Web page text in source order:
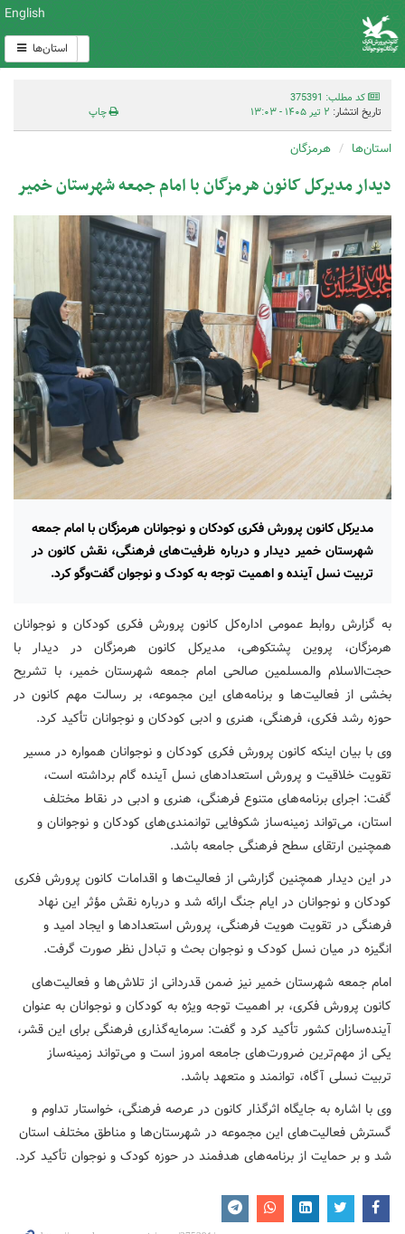
English
استان‌ها
کد مطلب: 375391
تاریخ انتشار: ۲ تیر ۱۴۰۵ - ۱۳:۰۳ چاپ
استان‌ها هرمزگان
دیدار مدیرکل کانون هرمزگان با امام جمعه شهرستان خمیر
مدیرکل کانون پرورش فکری کودکان و نوجوانان هرمزگان با امام جمعه
شهرستان خمیر دیدار و درباره ظرفیت‌های فرهنگی، نقش کانون در
تربیت نسل آینده و اهمیت توجه به کودک و نوجوان گفت‌وگو کرد.
به گزارش روابط عمومی اداره‌کل کانون پرورش فکری کودکان و نوجوانان
هرمزگان، پروین پشتکوهی، مدیرکل کانون هرمزگان در دیدار با
حجت‌الاسلام والمسلمین صالحی امام جمعه شهرستان خمیر، با تشریح
بخشی از فعالیت‌ها و برنامه‌های این مجموعه، بر رسالت مهم کانون در
حوزه رشد فکری، فرهنگی، هنری و ادبی کودکان و نوجوانان تأکید کرد.
وی با بیان اینکه کانون پرورش فکری کودکان و نوجوانان همواره در مسیر
تقویت خلاقیت و پرورش استعدادهای نسل آینده گام برداشته است،
گفت: اجرای برنامه‌های متنوع فرهنگی، هنری و ادبی در نقاط مختلف
استان، می‌تواند زمینه‌ساز شکوفایی توانمندی‌های کودکان و نوجوانان و
همچنین ارتقای سطح فرهنگی جامعه باشد.
در این دیدار همچنین گزارشی از فعالیت‌ها و اقدامات کانون پرورش فکری
کودکان و نوجوانان در ایام جنگ ارائه شد و درباره نقش مؤثر این نهاد
فرهنگی در تقویت هویت فرهنگی، پرورش استعدادها و ایجاد امید و
انگیزه در میان نسل کودک و نوجوان بحث و تبادل نظر صورت گرفت.
امام جمعه شهرستان خمیر نیز ضمن قدردانی از تلاش‌ها و فعالیت‌های
کانون پرورش فکری، بر اهمیت توجه ویژه به کودکان و نوجوانان به عنوان
آینده‌سازان کشور تأکید کرد و گفت: سرمایه‌گذاری فرهنگی برای این قشر،
یکی از مهم‌ترین ضرورت‌های جامعه امروز است و می‌تواند زمینه‌ساز
تربیت نسلی آگاه، توانمند و متعهد باشد.
وی با اشاره به جایگاه اثرگذار کانون در عرصه فرهنگی، خواستار تداوم و
گسترش فعالیت‌های این مجموعه در شهرستان‌ها و مناطق مختلف استان
شد و بر حمایت از برنامه‌های هدفمند در حوزه کودک و نوجوان تأکید کرد.